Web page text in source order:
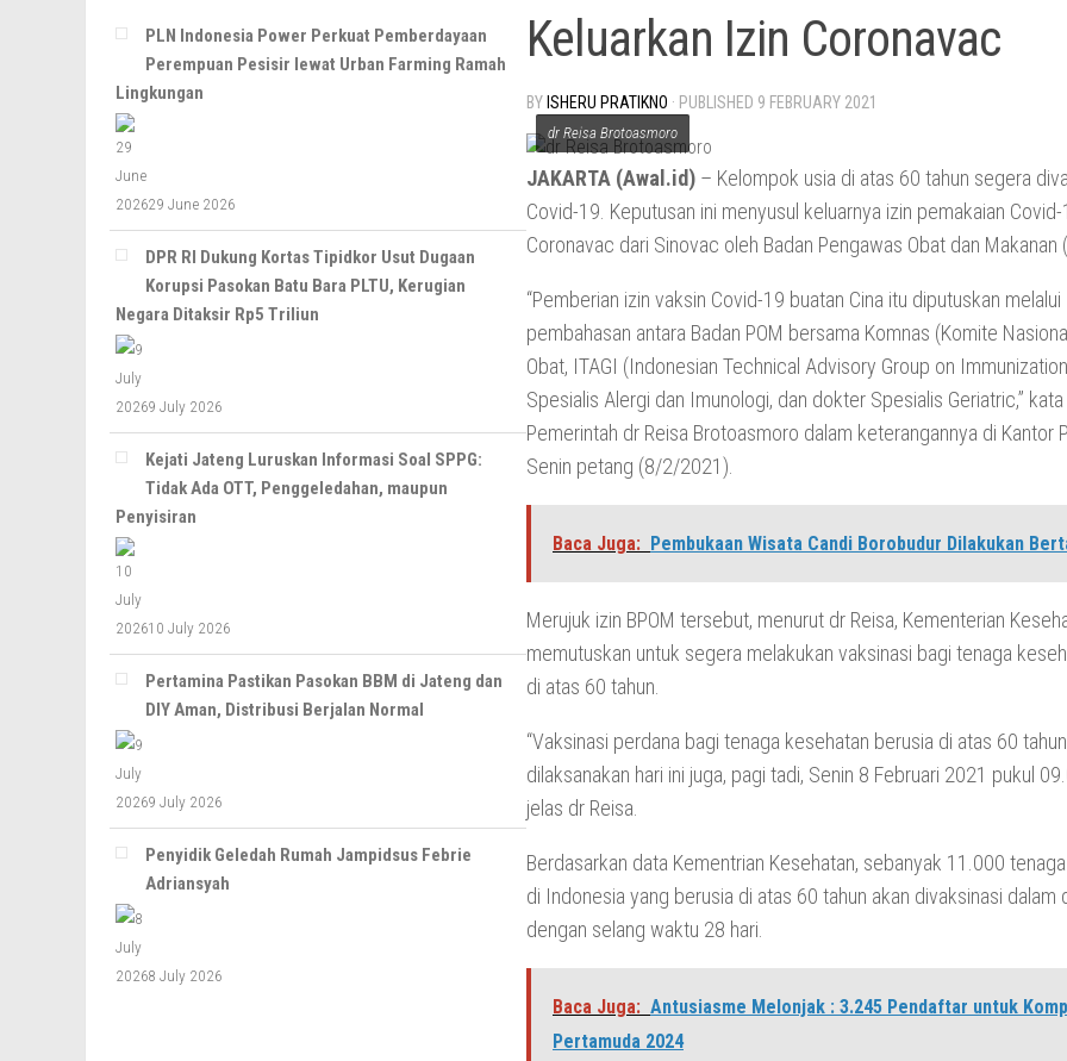
Keluarkan Izin Coronavac
BY ISHERU PRATIKNO · PUBLISHED 9 FEBRUARY 2021
dr Reisa Brotoasmoro
JAKARTA (Awal.id) – Kelompok usia di atas 60 tahun segera
Covid-19. Keputusan ini menyusul keluarnya izin pemakaian Covid-
Coronavac dari Sinovac oleh Badan Pengawas Obat dan Makanan
“Pemberian izin vaksin Covid-19 buatan Cina itu diputuskan melalui
pembahasan antara Badan POM bersama Komnas (Komite
Obat, ITAGI (Indonesian Technical Advisory Group on
Spesialis Alergi dan Imunologi, dan dokter Spesialis Geriatric,”
Pemerintah dr Reisa Brotoasmoro dalam keterangannya di Kantor
Senin petang (8/2/2021).
Baca Juga: Pembukaan Wisata Candi Borobudur Dilakukan
Merujuk izin BPOM tersebut, menurut dr Reisa, Kementerian
memutuskan untuk segera melakukan vaksinasi bagi tenaga
di atas 60 tahun.
“Vaksinasi perdana bagi tenaga kesehatan berusia di atas 60
dilaksanakan hari ini juga, pagi tadi, Senin 8 Februari 2021 pukul
jelas dr Reisa.
Berdasarkan data Kementrian Kesehatan, sebanyak 11.000
di Indonesia yang berusia di atas 60 tahun akan divaksinasi dalam
dengan selang waktu 28 hari.
Baca Juga: Antusiasme Melonjak : 3.245 Pendaftar untuk
Pertamuda 2024
PLN Indonesia Power Perkuat Pemberdayaan
Perempuan Pesisir lewat Urban Farming Ramah
Lingkungan
29 June 2026
DPR RI Dukung Kortas Tipidkor Usut Dugaan
Korupsi Pasokan Batu Bara PLTU, Kerugian
Negara Ditaksir Rp5 Triliun
9 July 2026
Kejati Jateng Luruskan Informasi Soal SPPG:
Tidak Ada OTT, Penggeledahan, maupun
Penyisiran
10 July 2026
Pertamina Pastikan Pasokan BBM di Jateng dan
DIY Aman, Distribusi Berjalan Normal
9 July 2026
Penyidik Geledah Rumah Jampidsus Febrie
Adriansyah
8 July 2026